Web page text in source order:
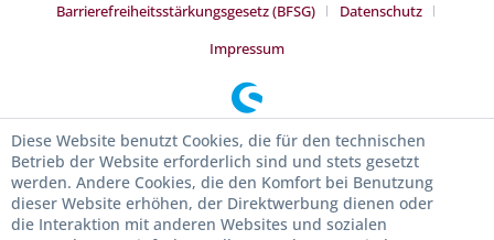
Barrierefreiheitsstärkungsgesetz (BFSG)
Datenschutz
Impressum
Diese Website benutzt Cookies, die für den technischen
Betrieb der Website erforderlich sind und stets gesetzt
werden. Andere Cookies, die den Komfort bei Benutzung
dieser Website erhöhen, der Direktwerbung dienen oder
die Interaktion mit anderen Websites und sozialen